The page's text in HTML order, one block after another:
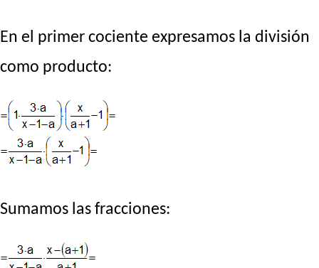
En el primer cociente expresamos la división
como producto:
Sumamos las fracciones: